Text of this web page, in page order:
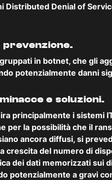
Distributed Denial of
prevenzione.
in botnet, che gli
potenzialmente danni
e soluzioni.
principalmente i sistemi
per la possibilità che il
ancora diffusi, si
crescita del numero di
dei dati memorizzati sui
potenzialmente a gravi